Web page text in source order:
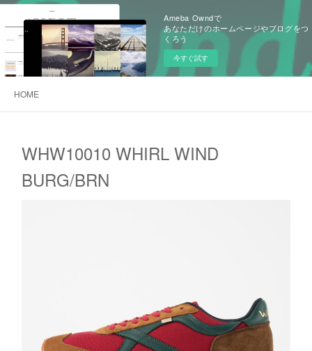
Ameba Owndで
あなただけのホームページやブログをつ
くろう
今すぐ試す
HOME
WHW10010 WHIRL WIND
BURG/BRN